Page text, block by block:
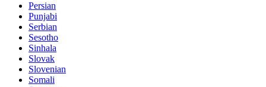
Persian
Punjabi
Serbian
Sesotho
Sinhala
Slovak
Slovenian
Somali